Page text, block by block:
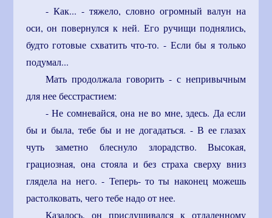
- Как... - тяжело, словно огромный валун на
оси, он повернулся к ней. Его ручищи поднялись,
будто готовые схватить что-то. - Если бы я только
подумал...
Мать продолжала говорить - с непривычным
для нее бесстрастием:
- Не сомневайся, она не во мне, здесь. Да если
бы и была, тебе бы и не догадаться. - В ее глазах
чуть заметно блеснуло злорадство. Высокая,
грациозная, она стояла и без страха сверху вниз
глядела на него. - Теперь- то ты наконец можешь
растолковать, чего тебе надо от нее.
Казалось, он прислушивался к отдаленному